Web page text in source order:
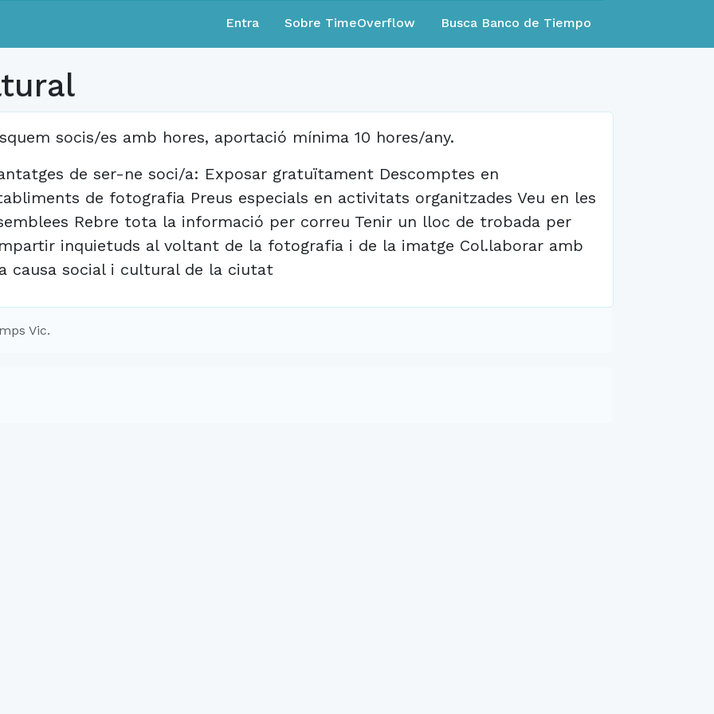
Entra Sobre TimeOverflow Busca Banco de Tiempo
socis/es amb hores, aportació mínima 10 hores/any.
de ser-ne soci/a: Exposar gratuïtament Descomptes en
de fotografia Preus especials en activitats organitzades Veu en les
Rebre tota la informació per correu Tenir un lloc de trobada per
inquietuds al voltant de la fotografia i de la imatge Col.laborar amb
causa social i cultural de la ciutat
Vic.